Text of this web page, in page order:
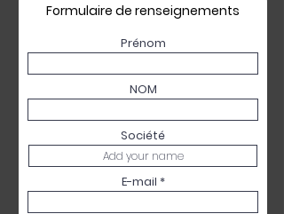
Formulaire de renseignements
Prénom
NOM
Société
E-mail